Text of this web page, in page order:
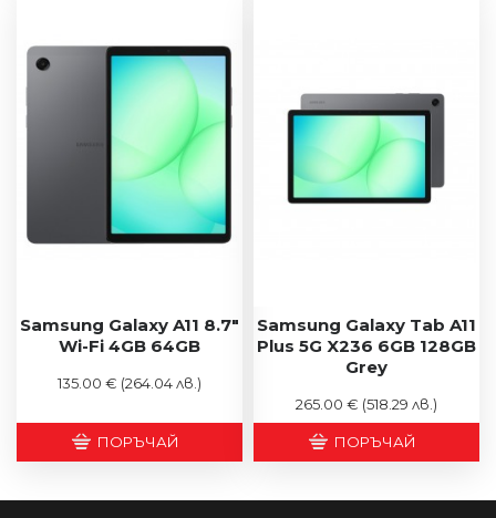
Samsung Galaxy A11 8.7"
Wi-Fi 4GB 64GB
135.00 € (264.04 лв.)
ПОРЪЧАЙ
Samsung Galaxy Tab A11
Plus 5G X236 6GB 128GB
Grey
265.00 € (518.29 лв.)
ПОРЪЧАЙ